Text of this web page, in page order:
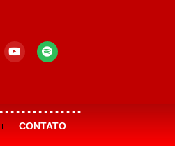
CONTATO